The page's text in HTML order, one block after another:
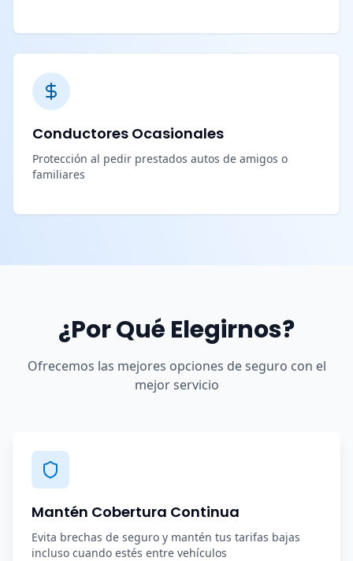
Conductores Ocasionales
Protección al pedir prestados autos de amigos o
familiares
¿Por Qué Elegirnos?
Ofrecemos las mejores opciones de seguro con el
mejor servicio
Mantén Cobertura Continua
Evita brechas de seguro y mantén tus tarifas bajas
incluso cuando estés entre vehículos